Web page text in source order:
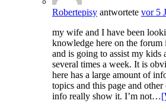
Robertepisy antwortete vor 5
my wife and I have been
knowledge here on the forum
and is going to assist my kids
several times a week. It is
here has a large amount of
topics and this page and
info really show it. I’m not…